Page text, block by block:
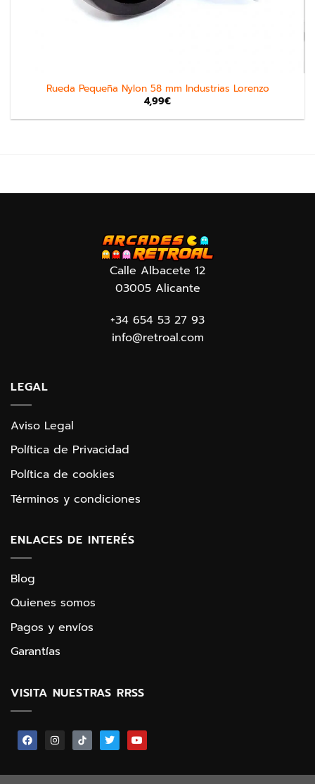
Rueda Pequeña Nylon 58 mm Industrias Lorenzo
4,99€
Calle Albacete 12
03005 Alicante
+34 654 53 27 93
info@retroal.com
LEGAL
Aviso Legal
Política de Privacidad
Política de cookies
Términos y condiciones
ENLACES DE INTERÉS
Blog
Quienes somos
Pagos y envíos
Garantías
VISITA NUESTRAS RRSS